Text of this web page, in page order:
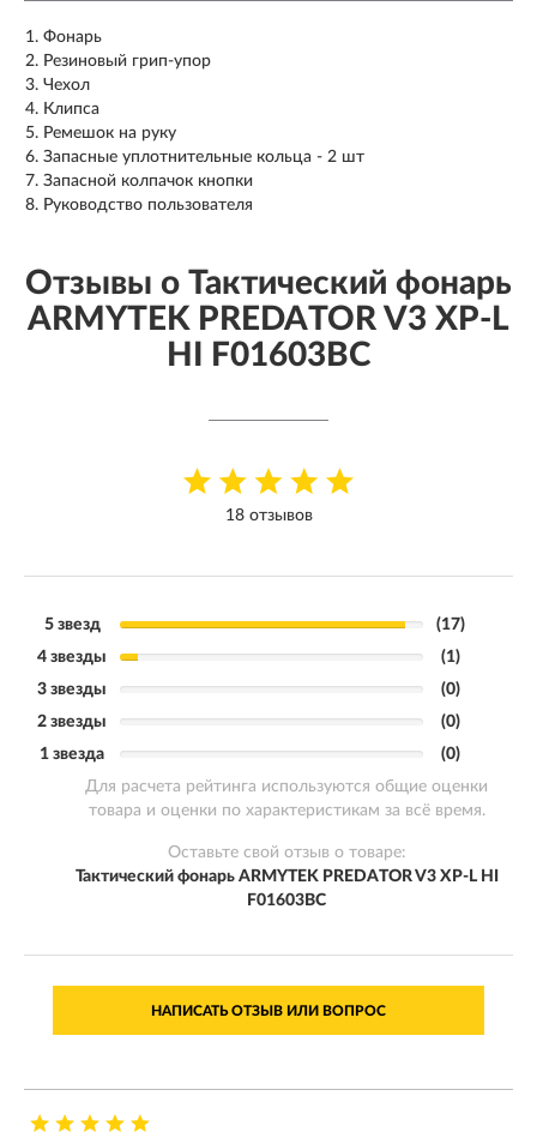
Фонарь
Резиновый грип-упор
Чехол
Клипса
Ремешок на руку
Запасные уплотнительные кольца - 2 шт
Запасной колпачок кнопки
Руководство пользователя
Отзывы о Тактический фонарь
ARMYTEK PREDATOR V3 XP-L
HI F01603BC
18 отзывов
5 звезд
(17)
4 звезды
(1)
3 звезды
(0)
2 звезды
(0)
1 звезда
(0)
Для расчета рейтинга используются общие оценки
товара и оценки по характеристикам за всё время.
Оставьте свой отзыв о товаре:
Тактический фонарь ARMYTEK PREDATOR V3 XP-L HI
F01603BC
НАПИСАТЬ ОТЗЫВ ИЛИ ВОПРОС